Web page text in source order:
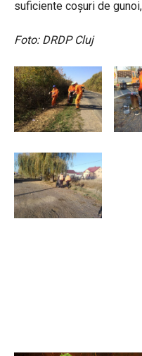
suficiente coșuri de
Foto: DRDP Cluj